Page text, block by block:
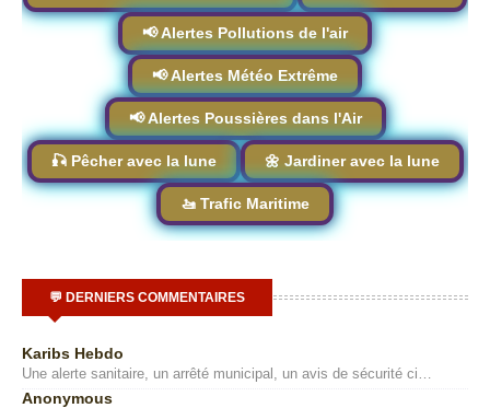
📢 Alertes Pollutions de l'air
📢 Alertes Météo Extrême
📢 Alertes Poussières dans l'Air
🎣 Pêcher avec la lune 🌼 Jardiner avec la lune
🚤 Trafic Maritime
💬 DERNIERS COMMENTAIRES
Karibs Hebdo
Une alerte sanitaire, un arrêté municipal, un avis de sécurité ci…
Anonymous